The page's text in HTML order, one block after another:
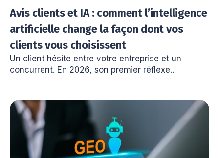
Avis clients et IA : comment l’intelligence
artificielle change la façon dont vos
clients vous choisissent
Un client hésite entre votre entreprise et un
concurrent. En 2026, son premier réflexe..